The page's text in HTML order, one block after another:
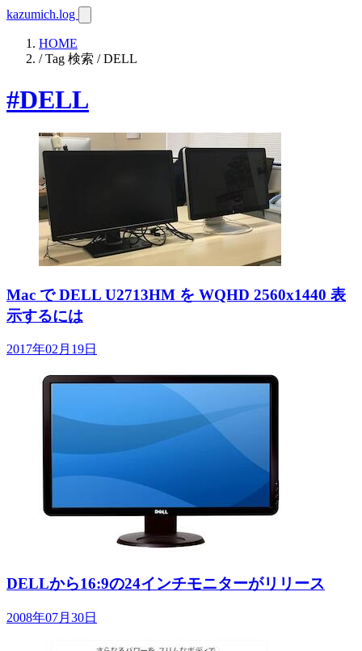
kazumich.log
HOME
/ Tag 検索 / DELL
#DELL
Mac で DELL U2713HM を WQHD 2560x1440 表
示するには
2017年02月19日
DELLから16:9の24インチモニターがリリース
2008年07月30日